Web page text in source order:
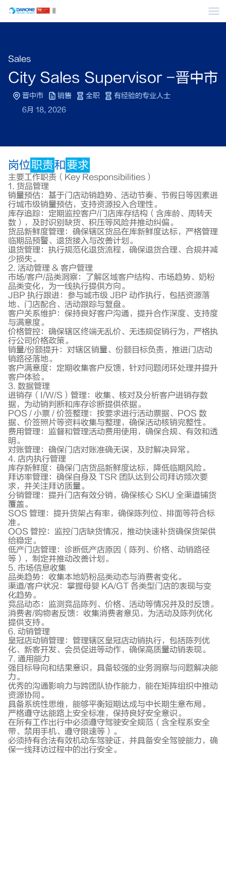
Sales
City Sales Supervisor -晋中市
晋中市 销售 全职
有经验的专业人士
6月 18, 2026
岗位职责和要求
主要工作职责（Key Responsibilities）
1. 货品管理
销量预估：基于门店动销趋势、活动节奏、节假日等因素进
行城市级销量预估，支持资源投入合理性。
库存追踪：定期监控客户/门店库存结构（含库龄、周转天
数），及时识别缺货、积压等风险并推动纠偏。
货品新鲜度管理：确保辖区货品在库新鲜度达标，严格管理
临期品预警、退货接入与改善计划。
退货管理：执行规范化退货流程，确保退货合理、合规并减
少损失。
2. 活动管理 & 客户管理
市场/客户/品类洞察：了解区域客户结构、市场趋势、奶粉
品类变化，为一线执行提供方向。
JBP 执行跟进：参与城市级 JBP 动作执行，包括资源落
地、门店配合、活动跟踪与复盘。
客户关系维护：保持良好客户沟通，提升合作深度、支持度
与满意度。
价格管控：确保辖区终端无乱价、无违规促销行为，严格执
行公司价格政策。
销量/份额提升：对辖区销量、份额目标负责，推进门店动
销路径落地。
客户满意度：定期收集客户反馈，针对问题闭环处理并提升
客户体验。
3. 数据管理
进销存（I/W/S）管理：收集、核对及分析客户进销存数
据，为动销判断和库存诊断提供依据。
POS / 小票 / 价签整理：按要求进行活动票据、POS 数
据、价签照片等资料收集与整理，确保活动核销完整性。
费用管理：监督和管理活动费用使用，确保合规、有效和透
明。
对账管理：确保门店对账准确无误，及时解决异常。
4. 店内执行管理
库存新鲜度：确保门店货品新鲜度达标，降低临期风险。
拜访率管理：确保自身及 TSR 团队达到公司拜访频次要
求，并关注拜访质量。
分销管理：提升门店有效分销，确保核心 SKU 全渠道铺货
覆盖。
SOS 管理：提升货架占有率，确保陈列位、排面等符合标
准。
OOS 管控：监控门店缺货情况，推动快速补货确保货架供
给稳定。
低产门店管理：诊断低产店原因（陈列、价格、动销路径
等），制定并推动改善计划。
5. 市场信息收集
品类趋势：收集本地奶粉品类动态与消费者变化。
渠道/客户状况：掌握母婴 KA/GT 各类型门店的表现与变
化趋势。
竞品动态：监测竞品陈列、价格、活动等情况并及时反馈。
消费者/购物者反馈：收集消费者意见，为活动及陈列优化
提供支持。
6. 动销管理
皇冠店动销管理：管理辖区皇冠店动销执行，包括陈列优
化、新客开发、会员促进等动作，确保高质量动销表现。
7. 通用能力
强目标导向和结果意识，具备较强的业务洞察与问题解决能
力。
优秀的沟通影响力与跨团队协作能力，能在矩阵组织中推动
资源协同。
具备系统性思维，能够平衡短期达成与中长期生意布局。
严格遵守达能路上安全标准，保持良好安全意识。
在所有工作出行中必须遵守驾驶安全规范（含全程系安全
带、禁用手机、遵守限速等）。
必须持有合法有效机动车驾驶证，并具备安全驾驶能力，确
保一线拜访过程中的出行安全。